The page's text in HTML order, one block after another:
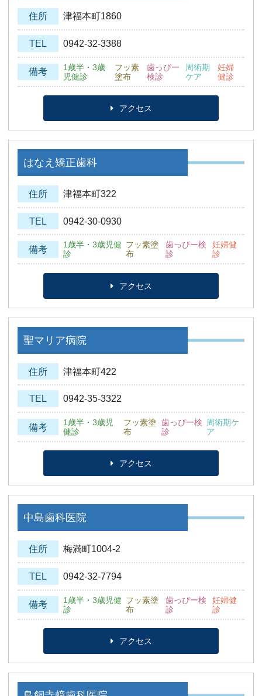
住所 津福本町1860
TEL 0942-32-3388
備考
1歳半・3歳
児健診
フッ素
塗布
歯っぴー
検診
周術期
ケア
妊婦
健診
アクセス
はなえ矯正歯科
住所 津福本町322
TEL 0942-30-0930
備考
1歳半・3歳児健
診
フッ素塗
布
歯っぴー検
診
妊婦健
診
アクセス
聖マリア病院
住所 津福本町422
TEL 0942-35-3322
備考
1歳半・3歳児
健診
フッ素塗
布
歯っぴー検
診
周術期ケ
ア
アクセス
中島歯科医院
住所 梅満町1004-2
TEL 0942-32-7794
備考
1歳半・3歳児健
診
フッ素塗
布
歯っぴー検
診
妊婦健
診
アクセス